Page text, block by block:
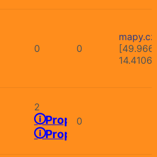
0 0
2
Propozice
Propozice
0